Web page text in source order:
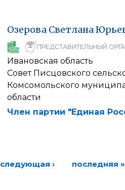
Озерова Светлана
ПРЕДСТАВИТЕЛЬНЫЙ
Ивановская область
Совет Писцовского
Комсомольского
области
Член партии "Единая
следующая › последняя »